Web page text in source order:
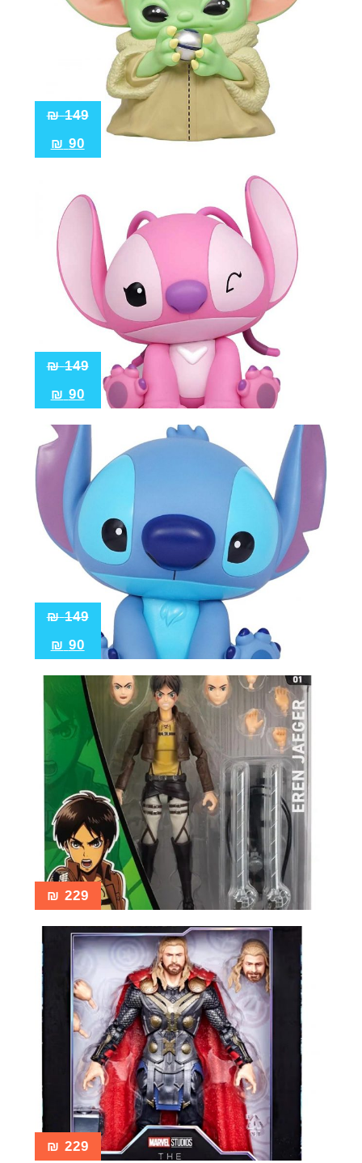
149
₪
90
₪
149
₪
90
₪
149
₪
90
₪
229
₪
229
₪